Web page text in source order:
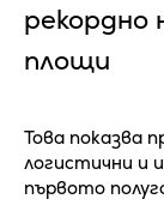
рекордно
площи
Това показва
логистични и
първото